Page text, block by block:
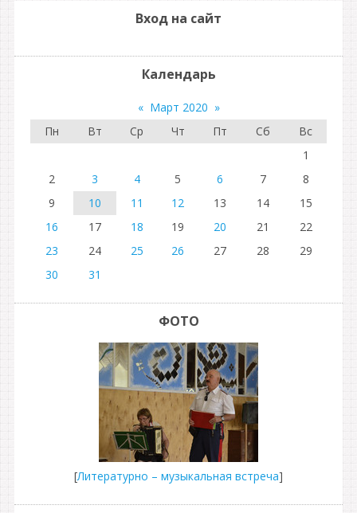
Вход на сайт
Календарь
« Март 2020 »
Пн
Вт Ср Чт Пт Сб
Вс
1
2
3 4 5 6 7
8
9
10 11 12 13 14
15
16
17 18 19 20 21
22
23
24 25 26 27 28
29
30
31
ФОТО
[Литературно – музыкальная встреча]